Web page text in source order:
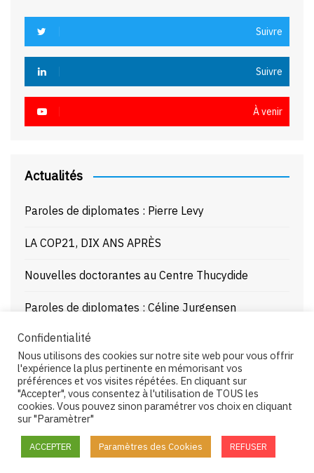
Suivre
Suivre
À venir
Actualités
Paroles de diplomates : Pierre Levy
LA COP21, DIX ANS APRÈS
Nouvelles doctorantes au Centre Thucydide
Paroles de diplomates : Céline Jurgensen
Journée d’étude : La Mer Noire enjeux stratégiques
et juridiques – 21/10/25
Copyright © 2026 Centre Thucydide. All rights reserved.
Confidentialité
Nous utilisons des cookies sur notre site web pour vous offrir
l'expérience la plus pertinente en mémorisant vos
préférences et vos visites répétées. En cliquant sur
"Accepter", vous consentez à l'utilisation de TOUS les
cookies. Vous pouvez sinon paramétrer vos choix en cliquant
sur "Paramètrer"
ACCEPTER Paramètres des Cookies REFUSER